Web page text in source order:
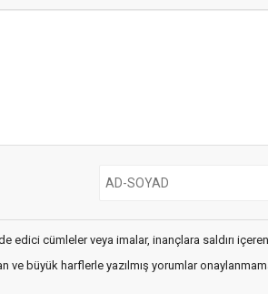
edici cümleler veya imalar, inançlara saldırı
ve büyük harflerle yazılmış yorumlar